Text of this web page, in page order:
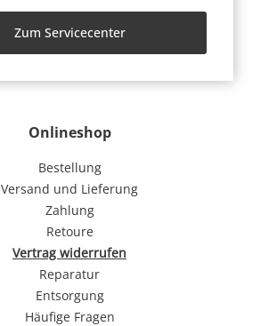
Onlineshop
Bestellung
Versand und Lieferung
Zahlung
Retoure
Vertrag widerrufen
Reparatur
Entsorgung
Häufige Fragen
Zum Servicecenter